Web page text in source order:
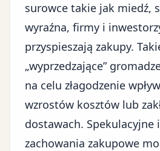
surowce takie jak miedź,
wyraźna, firmy i
przyspieszają zakupy.
„wyprzedzające”
na celu złagodzenie
wzrostów kosztów lub
dostawach. Spekulacyjne
zachowania zakupowe